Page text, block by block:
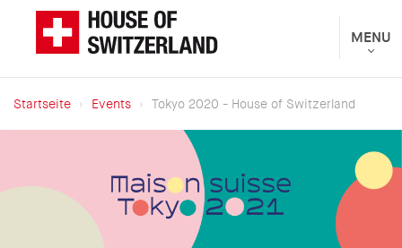
Direkt
Eidgenössische
Departement
für
Angelegenheiten
präsentiert
Toggle
MENU
Breadcrumb
Startseite Events Tokyo 2020 - House of Switzerland